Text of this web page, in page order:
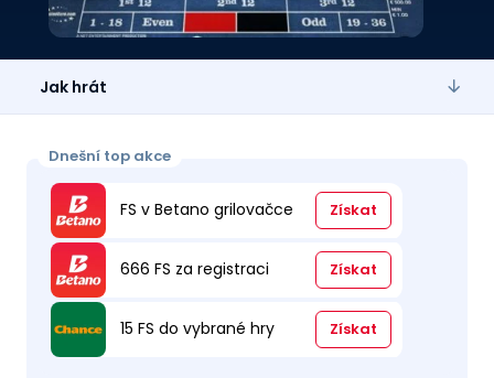
Jak hrát
Dnešní top akce
FS v Betano grilovačce Získat
666 FS za registraci Získat
15 FS do vybrané hry Získat